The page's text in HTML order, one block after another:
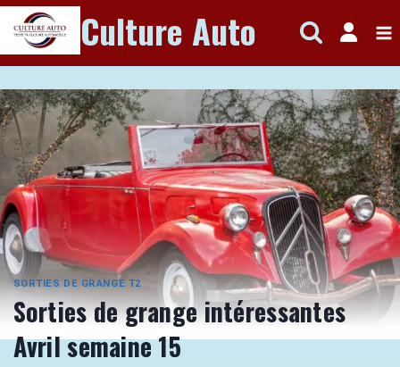
Aller
au
contenu
Culture Auto
SORTIES DE GRANGE T2
Sorties de grange intéressantes
Avril semaine 15